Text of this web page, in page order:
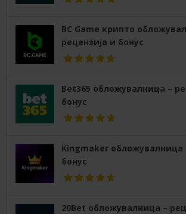
BC Game крипто
рецензија и бонус
Bet365 обложувалница –
бонус
Kingmaker обложувалница
бонус
20Bet обложувалница –